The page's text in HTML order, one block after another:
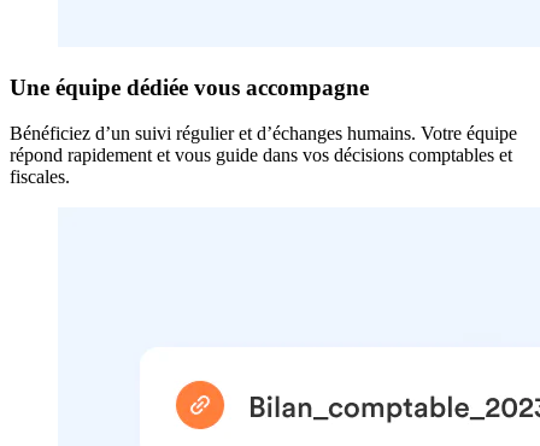
Une équipe dédiée vous accompagne
Bénéficiez d’un suivi régulier et d’échanges humains. Votre équipe
répond rapidement et vous guide dans vos décisions comptables et
fiscales.